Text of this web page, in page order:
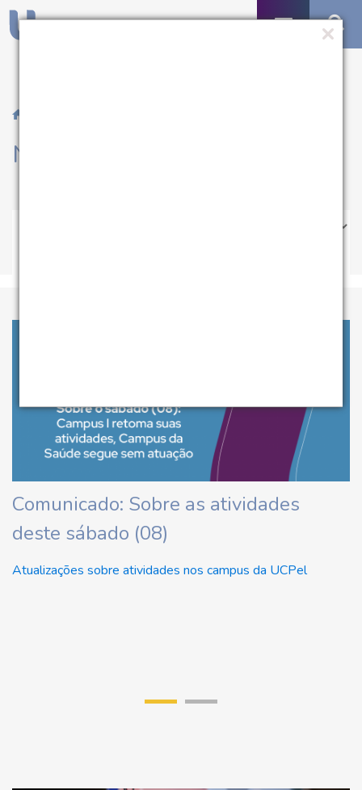
Notícias
Comunicado: Sobre as atividades
deste sábado (08)
Atualizações sobre atividades nos campus da UCPel